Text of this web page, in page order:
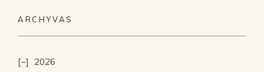
ARCHYVAS
2026